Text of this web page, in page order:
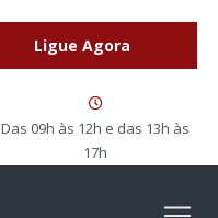
Das 09h às 12h e das 13h às
17h